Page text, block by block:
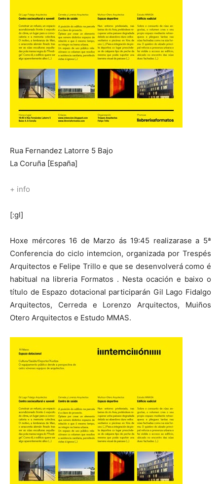
Rua Fernandez Latorre 5 Bajo
La Coruña [España]
+ info
[:gl]
Hoxe mércores 16 de Marzo ás 19:45 realizarase a 5ª
Conferencia do ciclo intemcion, organizada por Trespés
Arquitectos e Felipe Trillo e que se desenvolverá como é
habitual na libreria Formatos . Nesta ocación e baixo o
título de Espazo dotacional participarán Gil Lago Fidalgo
Arquitectos, Cerreda e Lorenzo Arquitectos, Muiños
Otero Arquitectos e Estudo MMAS.